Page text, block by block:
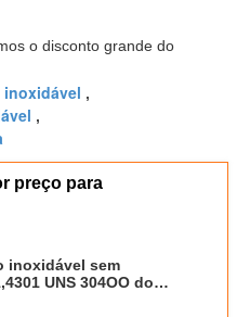
o disconto grande do
inoxidável ,
,
preço para
inoxidável sem
UNS 304OO do